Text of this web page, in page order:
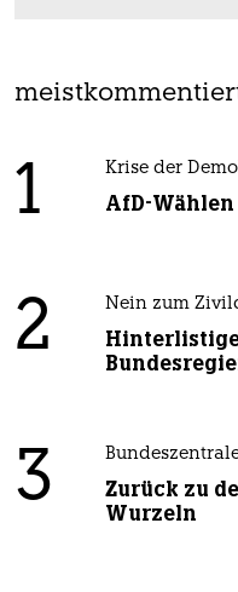
1 Krise der
AfD-
2 Nein zum
3
Zurück zu
Wurzeln